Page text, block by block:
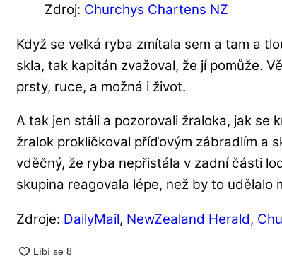
Zdroj: Churchys Chartens NZ
Když se velká ryba zmítala sem a tam a
skla, tak kapitán zvažoval, že jí pomůže.
prsty, ruce, a možná i život.
A tak jen stáli a pozorovali žraloka, jak se
žralok prokličkoval příďovým zábradlím a
vděčný, že ryba nepřistála v zadní části
skupina reagovala lépe, než by to udělalo
Zdroje: DailyMail, NewZealand Herald,